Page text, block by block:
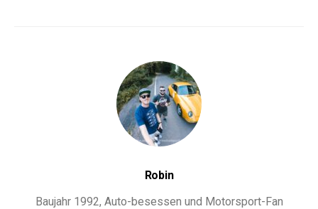
Robin
Baujahr 1992, Auto-besessen und Motorsport-Fan